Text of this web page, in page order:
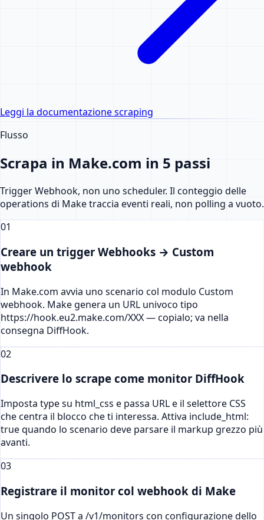
Leggi la documentazione scraping
Flusso
Scrapa in Make.com in 5 passi
Trigger Webhook, non uno scheduler. Il conteggio delle
operations di Make traccia eventi reali, non polling a vuoto.
01
Creare un trigger Webhooks → Custom
webhook
In Make.com avvia uno scenario col modulo Custom
webhook. Make genera un URL univoco tipo
https://hook.eu2.make.com/XXX — copialo; va nella
consegna DiffHook.
02
Descrivere lo scrape come monitor DiffHook
Imposta type su html_css e passa URL e il selettore CSS
che centra il blocco che ti interessa. Attiva include_html:
true quando lo scenario deve parsare il markup grezzo più
avanti.
03
Registrare il monitor col webhook di Make
Un singolo POST a /v1/monitors con configurazione dello